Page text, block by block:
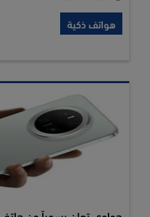
هواتف ذكية